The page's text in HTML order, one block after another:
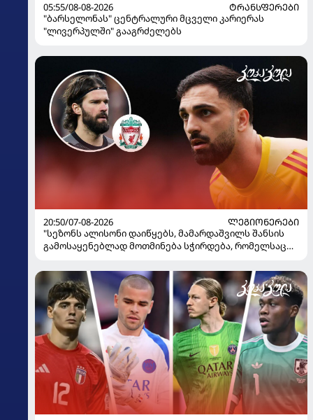
05:55/08-08-2026
ᲢᲠᲐᲜᲡᲤᲔᲠᲔᲑᲘ
"ბარსელონას" ცენტრალური მცველი კარიერას
"ლივერპულში" გააგრძელებს
20:50/07-08-2026
ᲚᲔᲒᲘᲝᲜᲔᲠᲔᲑᲘ
"სეზონს ალისონი დაიწყებს, მამარდაშვილს შანსის
გამოსაყენებლად მოთმინება სჭირდება, რომელსაც
ყოფილმა მეკარემ